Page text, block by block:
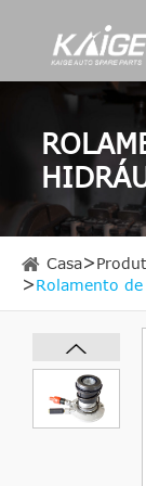
Casa
Rolamento